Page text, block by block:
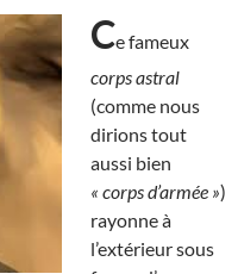
Ce fameux
corps astral
(comme nous
dirions tout
aussi bien
« corps d’armée »)
rayonne à
l’extérieur sous